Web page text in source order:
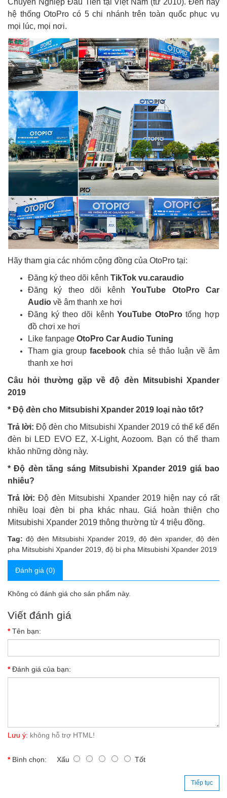
hệ thống OtoPro có 5 chi nhánh trên toàn quốc phục vụ
mọi lúc, mọi nơi.
Hãy tham gia các nhóm cộng đồng của OtoPro tại:
Đăng ký theo dõi kênh TikTok vu.caraudio
Đăng ký theo dõi kênhYouTube OtoPro Car
Audio về âm thanh xe hơi
Đăng ký theo dõi kênhYouTube OtoProtổng hợp
đồ chơi xe hơi
Like fanpage OtoPro Car Audio Tuning
Tham gia groupfacebook chia sẻ thảo luận về âm
thanh xe hơi
Câu hỏi thường gặp về độ đèn
Mitsubishi Xpander
2019
* Độ đèn cho Mitsubishi Xpander 2019 loại nào tốt?
Trả lời: Độ đèn cho Mitsubishi Xpander 2019 có thể kể đến
đèn bi LED EVO EZ, X-Light, Aozoom. Bạn có thể tham
khảo những dòng này.
* Độ đèn tăng sáng Mitsubishi Xpander 2019 giá bao
nhiêu?
Trả lời: Độ đèn Mitsubishi Xpander 2019 hiện nay có rất
nhiều loại đèn bi pha khác nhau. Giá hoàn thiện cho
Mitsubishi Xpander 2019 thông thường từ 4 triệu đồng.
Tag: độ đèn Mitsubishi Xpander 2019 độ đèn xpander, độ đèn
pha Mitsubishi Xpander 2019 độ bi pha Mitsubishi Xpander 2019
Đánh giá (0)
Không có đánh giá cho sản phẩm này.
Viết đánh giá
Tên bạn:
Đánh giá của bạn:
Lưu ý: không hỗ trợ HTML!
Bình chọn: Xấu Tốt
Tiếp tục